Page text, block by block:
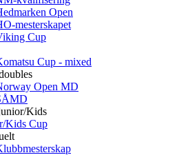
Open
mesterskapet
Cup
Cup - mixed
Open MD
Kids
Kids Cup